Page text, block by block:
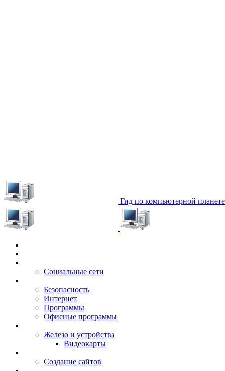
Гид по компьютерной планете
Социальные сети
Безопасность
Интернет
Программы
Офисные программы
Железо и устройства
Видеокарты
Создание сайтов